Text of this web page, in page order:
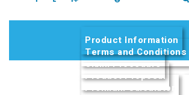
Product Information
Terms and Conditions
Claim Procedure
Product Proposal
Premium Calculator